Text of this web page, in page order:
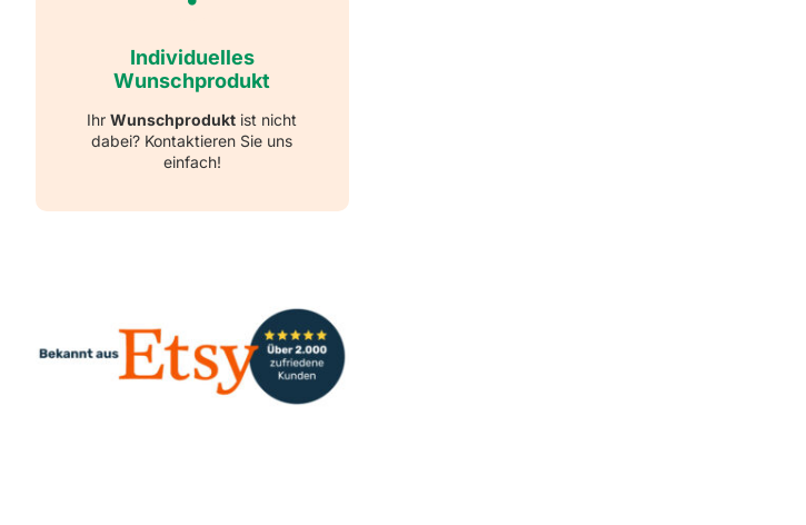
Individuelles
Wunschprodukt
IhrWunschprodukt ist nicht
dabei? Kontaktieren Sie uns
einfach!